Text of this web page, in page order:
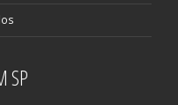
SP